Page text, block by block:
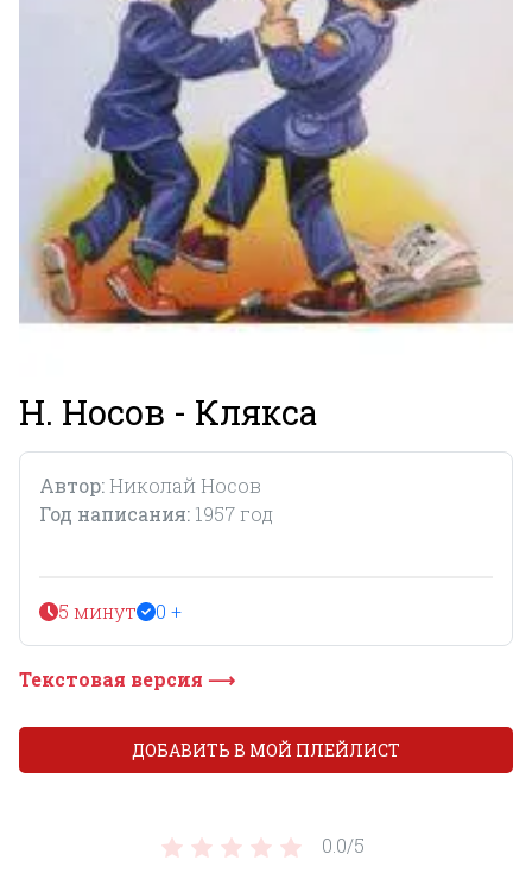
Н. Носов - Клякса
Автор:Николай Носов
Год написания: 1957 год
5 минут 0 +
Текстовая версия ⟶
0.0/5
ДОБАВИТЬ В МОЙ ПЛЕЙЛИСТ